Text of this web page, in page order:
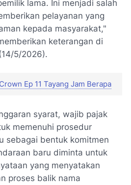
lama. Ini menjadi salah
pelayanan yang
kepada masyarakat,"
keterangan di
5/2026).
Ep 11 Tayang Jam Berapa
syarat, wajib pajak
memenuhi prosedur
sebagai bentuk komitmen
baru diminta untuk
yang menyatakan
proses balik nama